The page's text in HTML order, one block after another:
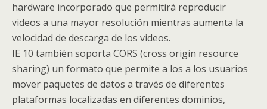
hardware incorporado que permitirá reproducir
videos a una mayor resolución mientras aumenta la
velocidad de descarga de los videos.
IE 10 también soporta CORS (cross origin resource
sharing) un formato que permite a los a los usuarios
mover paquetes de datos a través de diferentes
plataformas localizadas en diferentes dominios,